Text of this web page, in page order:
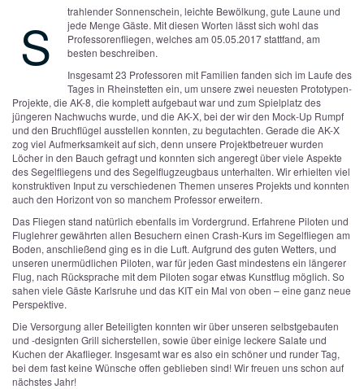
S
trahlender Sonnenschein, leichte Bewölkung, gute Laune und
jede Menge Gäste. Mit diesen Worten lässt sich wohl das
Professorenfliegen, welches am 05.05.2017 stattfand, am
besten beschreiben.
Insgesamt 23 Professoren mit Familien fanden sich im Laufe des
Tages in Rheinstetten ein, um unsere zwei neuesten Prototypen-
Projekte, die AK-8, die komplett aufgebaut war und zum Spielplatz des
jüngeren Nachwuchs wurde, und die AK-X, bei der wir den Mock-Up Rumpf
und den Bruchflügel ausstellen konnten, zu begutachten. Gerade die AK-X
zog viel Aufmerksamkeit auf sich, denn unsere Projektbetreuer wurden
Löcher in den Bauch gefragt und konnten sich angeregt über viele Aspekte
des Segelfliegens und des Segelflugzeugbaus unterhalten. Wir erhielten viel
konstruktiven Input zu verschiedenen Themen unseres Projekts und konnten
auch den Horizont von so manchem Professor erweitern.
Das Fliegen stand natürlich ebenfalls im Vordergrund. Erfahrene Piloten und
Fluglehrer gewährten allen Besuchern einen Crash-Kurs im Segelfliegen am
Boden, anschließend ging es in die Luft. Aufgrund des guten Wetters, und
unseren unermüdlichen Piloten, war für jeden Gast mindestens ein längerer
Flug, nach Rücksprache mit dem Piloten sogar etwas Kunstflug möglich. So
sahen viele Gäste Karlsruhe und das KIT ein Mal von oben – eine ganz neue
Perspektive.
Die Versorgung aller Beteiligten konnten wir über unseren selbstgebauten
und -designten Grill sicherstellen, sowie über einige leckere Salate und
Kuchen der Akaflieger. Insgesamt war es also ein schöner und runder Tag,
bei dem fast keine Wünsche offen geblieben sind! Wir freuen uns schon auf
nächstes Jahr!